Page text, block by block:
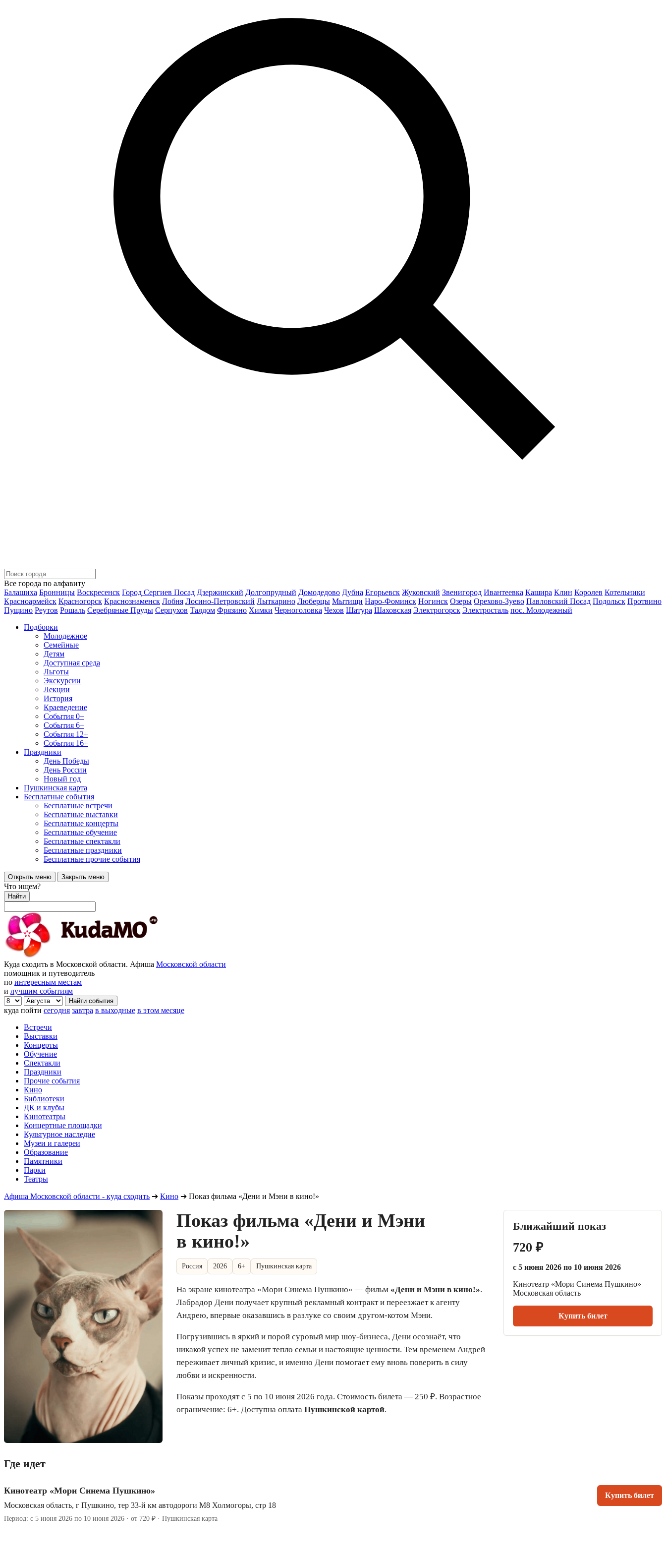
Все города по алфавиту
Балашиха Бронницы Воскресенск Город Сергиев Посад Дзержинский Долгопрудный Домодедово Дубна Егорьевск Жуковский Звенигород Ивантеевка Кашира Клин Королев Котельники
Красноармейск Красногорск Краснознаменск Лобня Лосино-Петровский Лыткарино Люберцы Мытищи Наро-Фоминск Ногинск Озеры Орехово-Зуево Павловский Посад Подольск Протвино
Пущино Реутов Рошаль Серебряные Пруды Серпухов Талдом Фрязино Химки Черноголовка Чехов Шатура Шаховская Электрогорск Электросталь пос. Молодежный
Подборки
Молодежное
Семейные
Детям
Доступная среда
Льготы
Экскурсии
Лекции
История
Краеведение
События 0+
События 6+
События 12+
События 16+
Праздники
День Победы
День России
Новый год
Пушкинская карта
Бесплатные события
Бесплатные встречи
Бесплатные выставки
Бесплатные концерты
Бесплатные обучение
Бесплатные спектакли
Бесплатные праздники
Бесплатные прочие события
Открыть меню Закрыть меню
Что ищем?
Найти
Куда сходить в Московской области. Афиша Московской области
помощник и путеводитель
по интересным местам
и лучшим событиям
куда пойти сегодня завтра в выходные в этом месяце
Встречи
Выставки
Концерты
Обучение
Спектакли
Праздники
Прочие события
Кино
Библиотеки
ДК и клубы
Кинотеатры
Концертные площадки
Культурное наследие
Музеи и галереи
Образование
Памятники
Парки
Театры
Афиша Московской области - куда сходить ➔ Кино ➔ Показ фильма «Дени и Мэни в кино!»
Показ фильма «Дени и Мэни
в кино!»
Россия 2026 6+ Пушкинская карта
На экране кинотеатра «Мори Синема Пушкино» — фильм «Дени и Мэни в кино!».
Лабрадор Дени получает крупный рекламный контракт и переезжает к агенту
Андрею, впервые оказавшись в разлуке со своим другом-котом Мэни.
Погрузившись в яркий и порой суровый мир шоу-бизнеса, Дени осознаёт, что
никакой успех не заменит тепло семьи и настоящие ценности. Тем временем Андрей
переживает личный кризис, и именно Дени помогает ему вновь поверить в силу
любви и искренности.
Показы проходят с 5 по 10 июня 2026 года. Стоимость билета — 250 ₽. Возрастное
ограничение: 6+. Доступна оплата Пушкинской картой.
Ближайший показ
720 ₽
с 5 июня 2026 по 10 июня 2026
Кинотеатр «Мори Синема Пушкино»
Московская область
Купить билет
Где идет
Кинотеатр «Мори Синема Пушкино»
Московская область, г Пушкино, тер 33-й км автодороги М8 Холмогоры, стр 18
Период: с 5 июня 2026 по 10 июня 2026 · от 720 ₽ · Пушкинская карта
Купить билет